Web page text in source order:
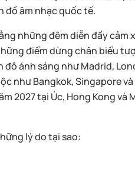
đồ âm nhạc quốc tế.
những đêm diễn đầy cảm
điểm dừng chân biểu
ánh sáng như Madrid,
như Bangkok, Singapore
2027 tại Úc, Hong Kong và
lý do tại sao: